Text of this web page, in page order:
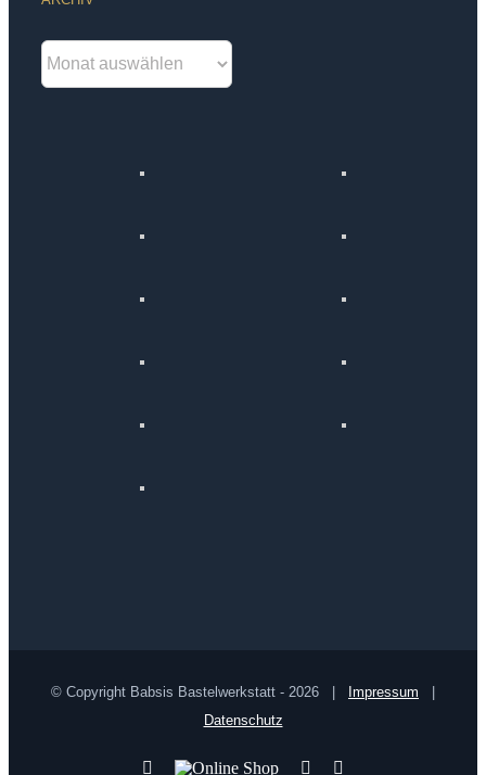
Archiv
© Copyright Babsis Bastelwerkstatt - 2026 | Impressum |
Datenschutz
YouTube
Online
Pinterest